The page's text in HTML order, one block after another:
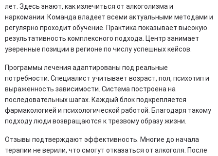
лет. Здесь знают, как излечиться от алкоголизма и
наркомании. Команда владеет всеми актуальными методами и
регулярно проходит обучение. Практика показывает высокую
результативность комплексного подхода. Центр занимает
уверенные позиции в регионе по числу успешных кейсов.
Программы лечения адаптированы под реальные
потребности. Специалист учитывает возраст, пол, психотип и
выраженность зависимости. Система построена на
последовательных шагах. Каждый блок подкрепляется
фармакологией и психологической работой. Благодаря такому
подходу люди возвращаются к трезвому образу жизни.
Отзывы подтверждают эффективность. Многие до начала
терапии не верили, что смогут отказаться от алкоголя. После